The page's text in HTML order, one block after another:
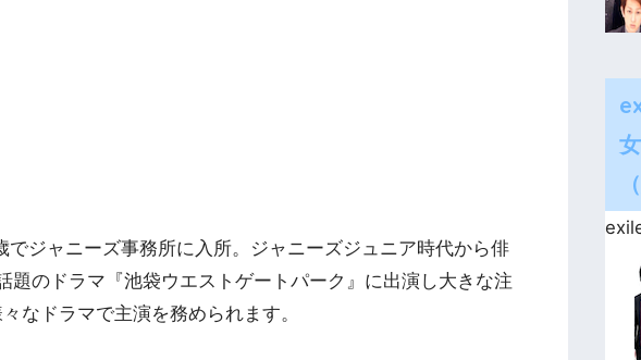
でジャニーズ事務所に入所。ジャニーズジュニア時代から俳
のドラマ『池袋ウエストゲートパーク』に出演し大きな注
なドラマで主演を務められます。